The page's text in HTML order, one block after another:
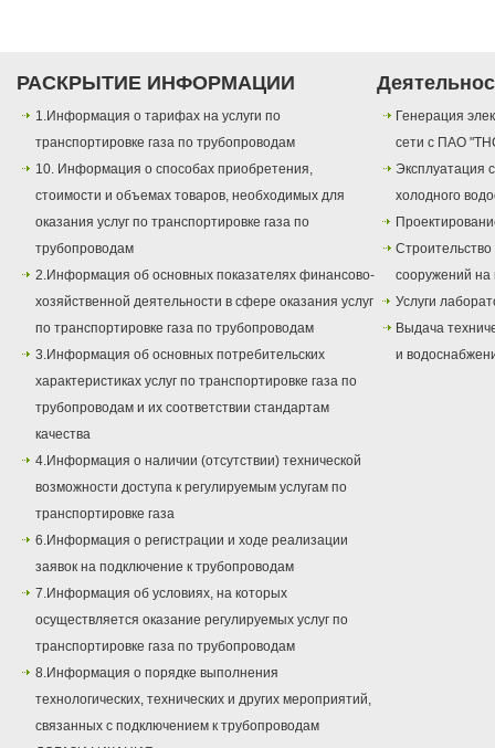
РАСКРЫТИЕ ИНФОРМАЦИИ
1.Информация о тарифах на услуги по
транспортировке газа по трубопроводам
10. Информация о способах приобретения,
стоимости и объемах товаров, необходимых для
оказания услуг по транспортировке газа по
трубопроводам
2.Информация об основных показателях финансово-
хозяйственной деятельности в сфере оказания услуг
по транспортировке газа по трубопроводам
3.Информация об основных потребительских
характеристиках услуг по транспортировке газа по
трубопроводам и их соответствии стандартам
качества
4.Информация о наличии (отсутствии) технической
возможности доступа к регулируемым услугам по
транспортировке газа
6.Информация о регистрации и ходе реализации
заявок на подключение к трубопроводам
7.Информация об условиях, на которых
осуществляется оказание регулируемых услуг по
транспортировке газа по трубопроводам
8.Информация о порядке выполнения
технологических, технических и других мероприятий,
связанных с подключением к трубопроводам
Генерация
сети с ПАО
Эксплуатация
холодного
сооружений на
Услуги
Выдача
и